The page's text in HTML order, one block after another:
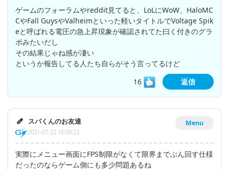
ゲームのフォーラムやreddit見てると、LoLにWoW、HaloMC
CやFall GuysやValheimといった軽いタイトルでVoltage Spik
eと呼ばれる電圧の急上昇現象が確認されてた曰く付きのグラ
ボみたいだし
その結果じゃね感が凄い
というか報告してる人たち自らがそう言ってるけど
16
返信
Menu
スパくんのお友達
2021-07-22 10:08:23
実際にメニュー画面にFPS制限がなくて限界までぶん回す仕様
だったのならゲーム側にも多少問題あるね